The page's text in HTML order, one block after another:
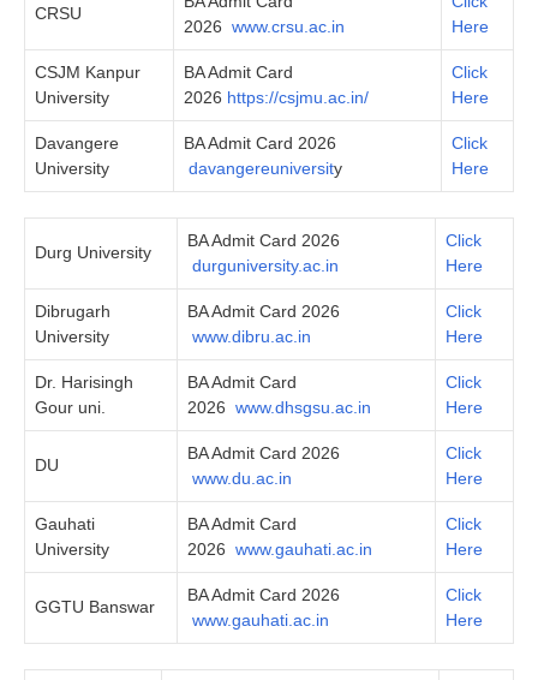
CRSU
2026 www.crsu.ac.in
Here
CSJM Kanpur
University
BA Admit Card
2026 https://csjmu.ac.in/
Click
Here
Davangere
University
BA Admit Card 2026
davangereuniversity
Click
Here
Durg University
BA Admit Card 2026
durguniversity.ac.in
Click
Here
Dibrugarh
University
BA Admit Card 2026
www.dibru.ac.in
Click
Here
Dr. Harisingh
Gour uni.
BA Admit Card
2026 www.dhsgsu.ac.in
Click
Here
DU
BA Admit Card 2026
www.du.ac.in
Click
Here
Gauhati
University
BA Admit Card
2026 www.gauhati.ac.in
Click
Here
GGTU Banswar
BA Admit Card 2026
www.gauhati.ac.in
Click
Here